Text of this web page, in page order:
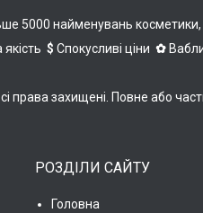
5000 найменувань косметики,
$ Спокусливі ціни ✿
права захищені. Повне або
РОЗДІЛИ САЙТУ
Головна